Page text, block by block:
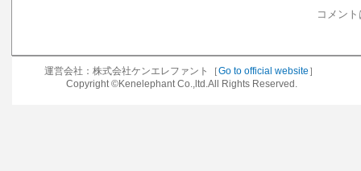
コメン
運営会社：株式会社ケンエレファント［Go to official website ］
Copyright ©Kenelephant Co.,ltd.All Rights Reserved.